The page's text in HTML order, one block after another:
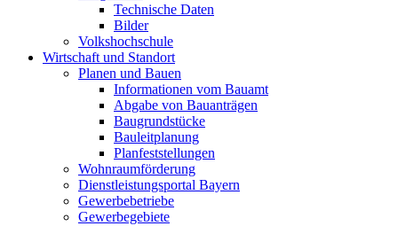
Technische Daten
Bilder
Volkshochschule
Wirtschaft und Standort
Planen und Bauen
Informationen vom Bauamt
Abgabe von Bauanträgen
Baugrundstücke
Bauleitplanung
Planfeststellungen
Wohnraumförderung
Dienstleistungsportal Bayern
Gewerbebetriebe
Gewerbegebiete